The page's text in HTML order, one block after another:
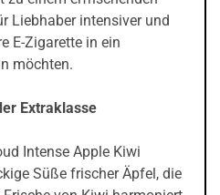
Liebhaber intensiver und
E-Zigarette in ein
möchten.
Extraklasse
Intense Apple Kiwi
Süße frischer Äpfel, die